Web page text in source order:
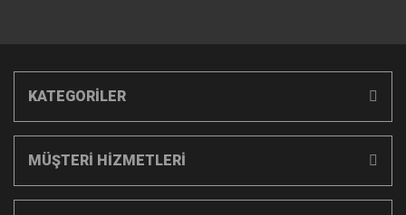
KATEGORİLER
MÜŞTERİ HİZMETLERİ